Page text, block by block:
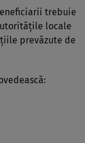
trebuie
locale
prevăzute de